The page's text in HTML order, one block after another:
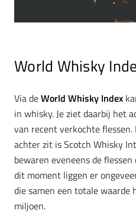
World Whisky
Via deWorld Whisky Index
in whisky. Je ziet daarbij het
van recent verkochte
achter zit is Scotch Whisky
bewaren eveneens de
dit moment liggen er
die samen een totale waarde
miljoen.